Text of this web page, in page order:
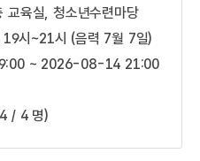
교육실, 청소년수련마당
시~21시 (음력 7월 7일)
~ 2026-08-14 21:00
/ 4 명)